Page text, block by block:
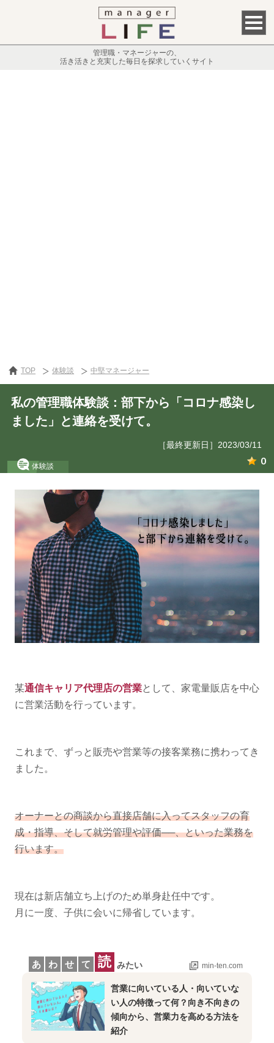
管理職・マネージャーの、
活き活きと充実した毎日を探求していくサイト
TOP 体験談 中堅マネージャー
私の管理職体験談：部下から「コロナ感染し
ました」と連絡を受けて。
［最終更新日］2023/03/11
体験談 0
某通信キャリア代理店の営業として、家電量販店を中心
に営業活動を行っています。
これまで、ずっと販売や営業等の接客業務に携わってき
ました。
オーナーとの商談から直接店舗に入ってスタッフの育
成・指導、そして就労管理や評価──、といった業務を
行います。
現在は新店舗立ち上げのため単身赴任中です。
月に一度、子供に会いに帰省しています。
min-ten.com
あ わ せ て 読 みたい
営業に向いている人・向いていな
い人の特徴って何？向き不向きの
傾向から、営業力を高める方法を
紹介